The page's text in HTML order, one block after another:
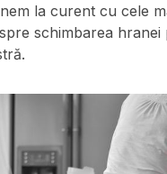
la curent cu cele
schimbarea hranei